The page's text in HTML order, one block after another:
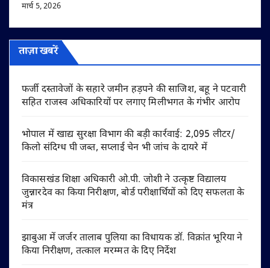
मार्च 5, 2026
ताज़ा खबरें
फर्जी दस्तावेजों के सहारे जमीन हड़पने की साजिश, बहू ने पटवारी
सहित राजस्व अधिकारियों पर लगाए मिलीभगत के गंभीर आरोप
भोपाल में खाद्य सुरक्षा विभाग की बड़ी कार्रवाई: 2,095 लीटर/
किलो संदिग्ध घी जब्त, सप्लाई चेन भी जांच के दायरे में
विकासखंड शिक्षा अधिकारी ओ.पी. जोशी ने उत्कृष्ट विद्यालय
जुन्नारदेव का किया निरीक्षण, बोर्ड परीक्षार्थियों को दिए सफलता के
मंत्र
झाबुआ में जर्जर तालाब पुलिया का विधायक डॉ. विक्रांत भूरिया ने
किया निरीक्षण, तत्काल मरम्मत के दिए निर्देश